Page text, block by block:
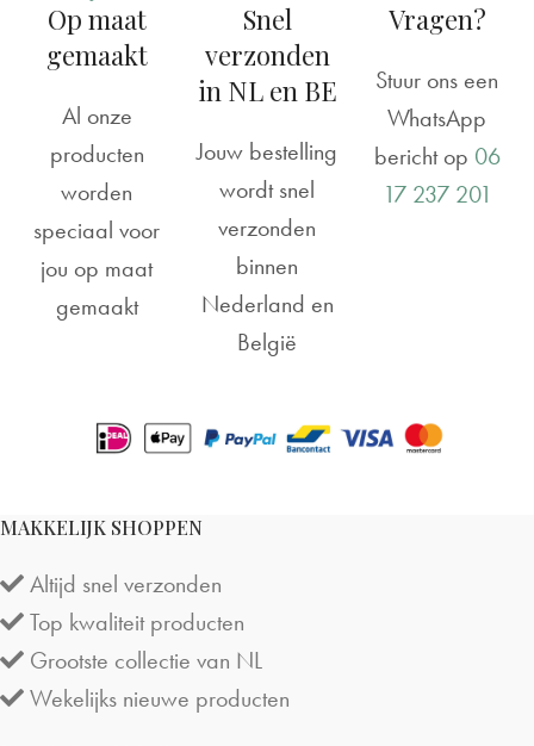
Op maat
gemaakt
Al onze
producten
worden
speciaal voor
jou op maat
gemaakt
Snel
verzonden
in NL en BE
Jouw bestelling
wordt snel
verzonden
binnen
Nederland en
België
Vragen?
Stuur ons een
WhatsApp
bericht op 06
17 237 201
MAKKELIJK SHOPPEN
Altijd snel verzonden
Top kwaliteit producten
Grootste collectie van NL
Wekelijks nieuwe producten